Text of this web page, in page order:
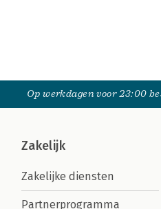
Op werkdagen voor 23:00
Zakelijk
Zakelijke diensten
Partnerprogramma